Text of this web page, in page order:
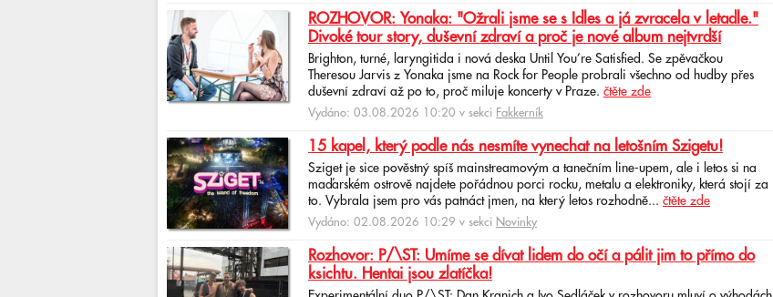
ROZHOVOR: Yonaka: "Ožrali jsme se s Idles a já zvracela v letadle."
Divoké tour story, duševní zdraví a proč je nové album nejtvrdší
Brighton, turné, laryngitida i nová deska Until You’re Satisfied. Se zpěvačkou
Theresou Jarvis z Yonaka jsme na Rock for People probrali všechno od hudby přes
duševní zdraví až po to, proč miluje koncerty v Praze. čtěte zde
Vydáno: 03.08.2026 10:20 v sekci Fakkerník
15 kapel, který podle nás nesmíte vynechat na letošním Szigetu!
Sziget je sice pověstný spíš mainstreamovým a tanečním line-upem, ale i letos si na
maďarském ostrově najdete pořádnou porci rocku, metalu a elektroniky, která stojí za
to. Vybrala jsem pro vás patnáct jmen, na který letos rozhodně... čtěte zde
Vydáno: 02.08.2026 10:29 v sekci Novinky
Rozhovor: P/\ST: Umíme se dívat lidem do očí a pálit jim to přímo do
ksichtu. Hentai jsou zlatíčka!